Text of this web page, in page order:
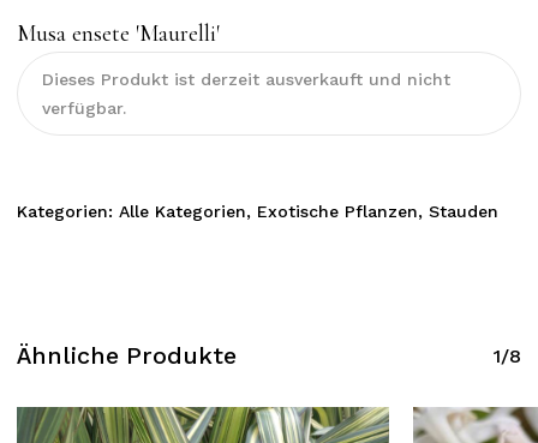
Musa ensete ′Maurelli′
Dieses Produkt ist derzeit ausverkauft und nicht
verfügbar.
Kategorien: Alle Kategorien, Exotische Pflanzen, Stauden
Ähnliche Produkte 1/8